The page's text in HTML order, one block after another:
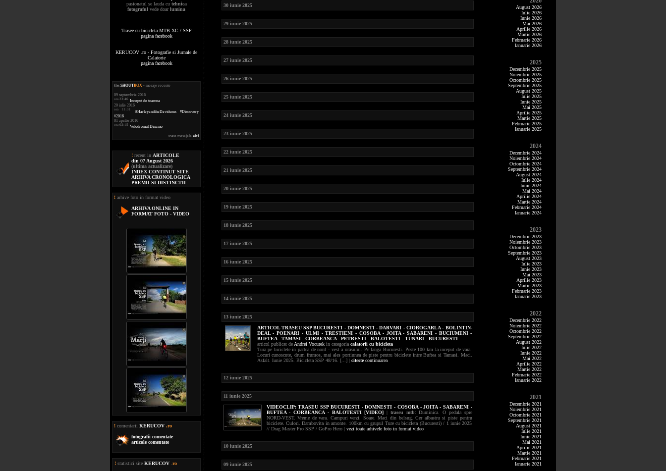
pasionatul se lauda cu tehnica
fotograful vede doarlumina
Trasee cu bicicleta MTB XC / SSP
pagina facebook
KERUCOV .ro - Fotografie si Jurnale de
Calatorie
pagina facebook
the.SHOUTBOX - mesaje recente
09 septembrie 2016
ora 23:46 Inceput de toamna
20 iulie 2016
ora 11:31
#HarleyandtheDavidsons #Discovery
#2016
01 aprilie 2016
ora 02:15 Velodromul Dinamo
toate mesajele aici
! recent in ARTICOLE
din 07 August 2026
(ultima actualizare)
INDEX CONTINUT SITE
ARHIVA CRONOLOGICA
PREMII SI DISTINCTII
! arhive foto in format video
ARHIVA ONLINE IN
FORMAT FOTO - VIDEO
! comentarii KERUCOV .ro
fotografii comentate
articole comentate
! statistici site KERUCOV ro
30 iunie 2025
29 iunie 2025
28 iunie 2025
27 iunie 2025
26 iunie 2025
25 iunie 2025
24 iunie 2025
23 iunie 2025
22 iunie 2025
21 iunie 2025
20 iunie 2025
19 iunie 2025
18 iunie 2025
17 iunie 2025
16 iunie 2025
15 iunie 2025
14 iunie 2025
13 iunie 2025
ARTICOL TRASEU SSP BUCURESTI - DOMNESTI - DARVARI - CIOROGARLA - BOLINTIN-
DEAL - POENARI - ULMI - TRESTIENI - COSOBA - JOITA - SABARENI - BUCIUMENI -
BUFTEA - TAMASI - CORBEANCA - PETRESTI - BALOTESTI - TUNARI - BUCURESTI
articol publicat de Andrei Vocurekin categoria calatorii cu bicicleta
Tura pe biciclete in partea de nord - vest a orasului. Pe langa Bucuresti. Peste 100 km la inceput de vara.
Locuri cunoscute, drum frumos, mai ales portiunea de piste pentru biciclete intre Buftea si Tamasi. Maci.
Asfalt. Iunie 2025. Bicicleta SSP 48/16. [...] | citestecontinuarea
12 iunie 2025
11 iunie 2025
VIDEOCLIP: TRASEU SSP BUCURESTI - DOMNESTI - COSOBA - JOITA - SABARENI -
BUFTEA - CORBEANCA - BALOTESTI [VIDEO] | traseu mtb: Duminica. O pedala spre
NORD-VEST. Vreme de vara. Campuri verzi. Soare. Maci din belsug. Cer albastru si piste pentru
biciclete. Culori. Dambovita in amonte. 100km cu grupul Ture cu bicicleta (Bucuresti) / 1 iunie 2025
// Drag Master Pro SSP / GoPro Hero | vezi toate arhivele foto in format video
10 iunie 2025
09 iunie 2025
August 2026
Iulie 2026
Iunie 2026
Mai 2026
Aprilie 2026
Martie 2026
Februarie 2026
Ianuarie 2026
2025
Decembrie 2025
Noiembrie 2025
Octombrie 2025
Septembrie 2025
August 2025
Iulie 2025
Iunie 2025
Mai 2025
Aprilie 2025
Martie 2025
Februarie 2025
Ianuarie 2025
2024
Decembrie 2024
Noiembrie 2024
Octombrie 2024
Septembrie 2024
August 2024
Iulie 2024
Iunie 2024
Mai 2024
Aprilie 2024
Martie 2024
Februarie 2024
Ianuarie 2024
2023
Decembrie 2023
Noiembrie 2023
Octombrie 2023
Septembrie 2023
August 2023
Iulie 2023
Iunie 2023
Mai 2023
Aprilie 2023
Martie 2023
Februarie 2023
Ianuarie 2023
2022
Decembrie 2022
Noiembrie 2022
Octombrie 2022
Septembrie 2022
August 2022
Iulie 2022
Iunie 2022
Mai 2022
Aprilie 2022
Martie 2022
Februarie 2022
Ianuarie 2022
2021
Decembrie 2021
Noiembrie 2021
Octombrie 2021
Septembrie 2021
August 2021
Iulie 2021
Iunie 2021
Mai 2021
Aprilie 2021
Martie 2021
Februarie 2021
Ianuarie 2021